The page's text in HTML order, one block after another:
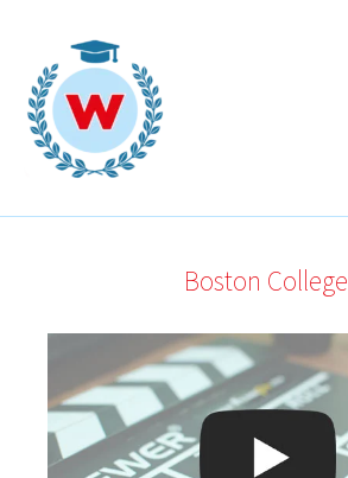
springen
Boston College